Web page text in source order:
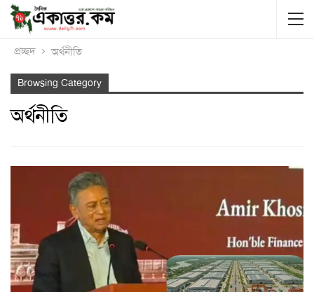
প্রচ্ছদ অর্থনীতি
Browsing Category
অর্থনীতি